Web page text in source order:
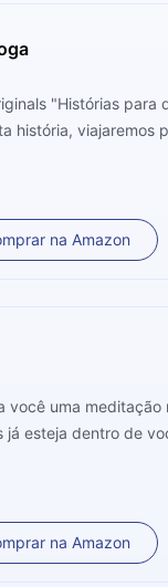
"Histórias
história, viajaremos
na Amazon
você uma
já esteja dentro de
na Amazon